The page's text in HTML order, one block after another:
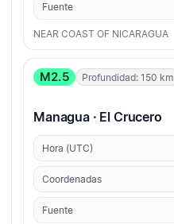
Fuente
NEAR COAST OF NICARAGUA
M2.5 Profundidad: 150 km
Managua · El Crucero
Hora (UTC)
Coordenadas
Fuente